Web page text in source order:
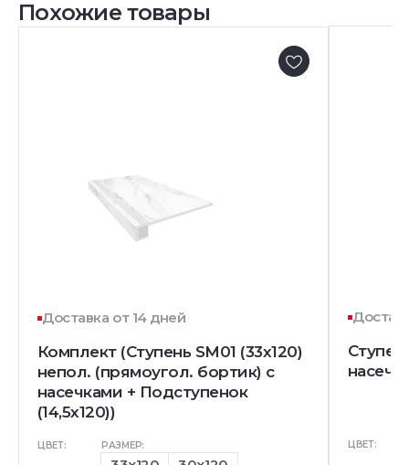
Похожие товары
Доставка от 14 дней
Комплект (Ступень SM01 (33x120)
непол. (прямоугол. бортик) с
насечками + Подступенок
(14,5x120))
ЦВЕТ: РАЗМЕР: ЦВЕТ: